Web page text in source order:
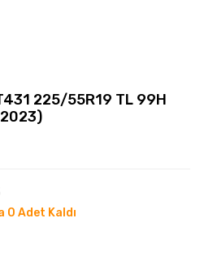
225/55R19 TL 99H
0 Adet Kaldı